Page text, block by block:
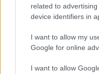
related to
device identifiers in
I want to allow my
Google for online
I want to allow